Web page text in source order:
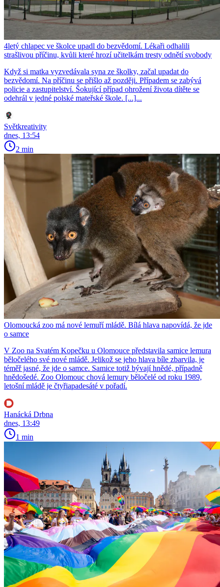
4letý chlapec ve školce upadl do bezvědomí. Lékaři odhalili
strašlivou příčinu, kvůli které hrozí učitelkám tresty odnětí svobody
Když si matka vyzvedávala syna ze školky, začal upadat do
bezvědomí. Na příčinu se přišlo až později. Případem se zabývá
policie a zastupitelství. Šokující případ ohrožení života dítěte se
odehrál v jedné polské mateřské škole. [...]...
Světkreativity
dnes, 13:54
2 min
Olomoucká zoo má nové lemuří mládě. Bílá hlava napovídá, že jde
o samce
V Zoo na Svatém Kopečku u Olomouce představila samice lemura
běločelého své nové mládě. Jelikož se jeho hlava bíle zbarvila, je
téměř jasné, že jde o samce. Samice totiž bývají hnědé, případně
hnědošedé. Zoo Olomouc chová lemury běločelé od roku 1989,
letošní mládě je čtyřiapadesáté v pořadí.
Hanácká Drbna
dnes, 13:49
1 min